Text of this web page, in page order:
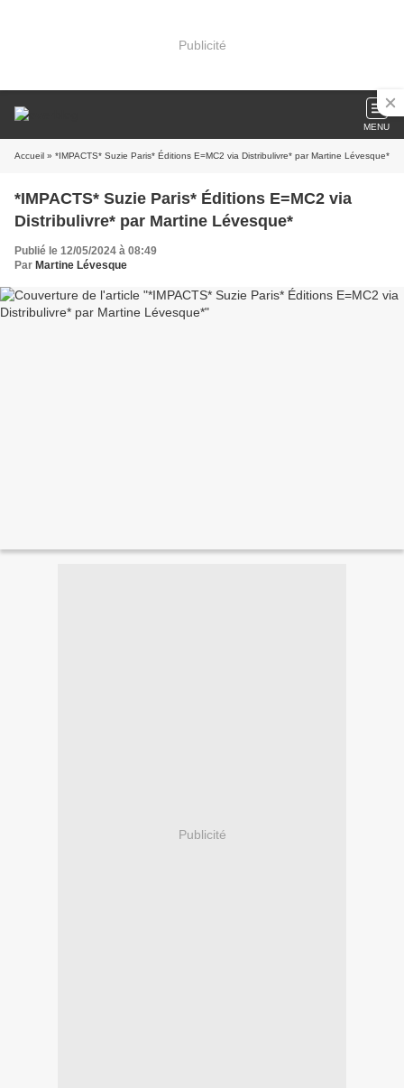
Publicité
MENU
Accueil » *IMPACTS* Suzie Paris* Éditions E=MC2 via Distribulivre* par Martine Lévesque*
*IMPACTS* Suzie Paris* Éditions E=MC2 via
Distribulivre* par Martine Lévesque*
Publié le 12/05/2024 à 08:49
Par Martine Lévesque
Publicité